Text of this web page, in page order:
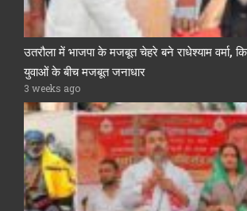
उतरौला में भाजपा के मजबूत चेहरे बने राधेश्याम वर्मा,
युवाओं के बीच मजबूत जनाधार
3 weeks ago